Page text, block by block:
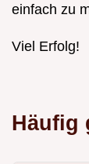
einfach zu
Viel Erfolg!
Häufig